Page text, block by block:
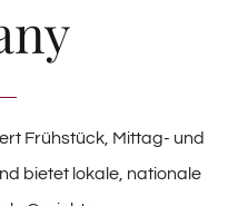
Frühstück, Mittag- und
bietet lokale, nationale